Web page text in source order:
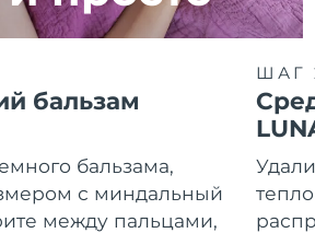
бальзам
бальзама,
с миндальный
между пальцами,
ШАГ